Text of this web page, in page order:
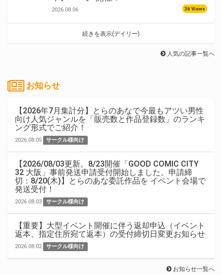
2026.08.06 36 Views
続きを表示(デイリー)
人気の記事一覧へ
お知らせ
【2026年7月集計分】とらのあなで今最もアツい男性
向け人気ジャンルを「販売数と作品登録数」のランキ
ング形式でご紹介！
2026.08.05 サークル様向け
【2026/08/03更新。8/23開催「GOOD COMIC CITY
32 大阪」事前発送申請受付開始しました。申請締
切：8/20(木)】とらのあな委託作品を イベント会場で
発送受付！
2026.08.03 サークル様向け
【重要】大型イベント開催に伴う返却申込（イベント
返本、指定住所宛て返本）の受付締切日変更お知らせ
2026.08.02 サークル様向け
お知らせ一覧へ